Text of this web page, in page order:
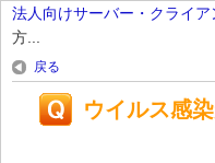
法人向けサーバー・クライ
方...
戻る
ウイルス感